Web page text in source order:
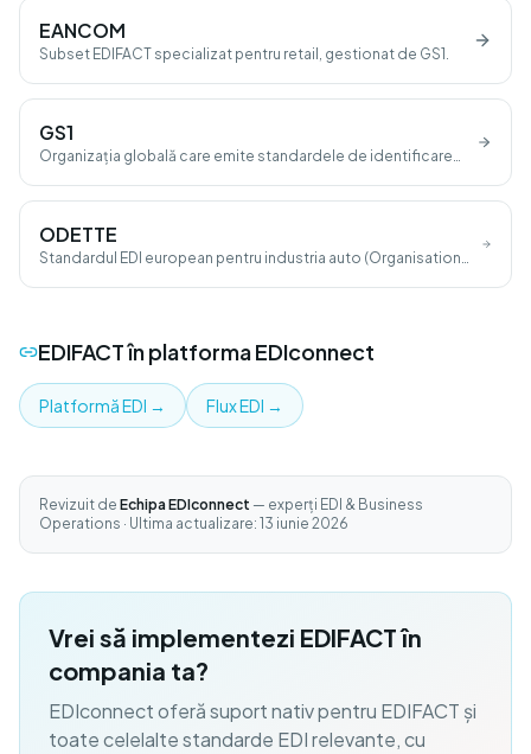
EANCOM
Subset EDIFACT specializat pentru retail, gestionat de GS1.
GS1
Organizația globală care emite standardele de identificare
ODETTE
Standardul EDI european pentru industria auto (Organisation
EDIFACTîn platforma EDIconnect
Platformă EDI → Flux EDI →
Revizuit de Echipa EDIconnect — experți EDI & Business
Operations · Ultima actualizare: 13 iunie 2026
Vrei să implementezi EDIFACT în
compania ta?
EDIconnect oferă suport nativ pentru EDIFACT și
toate celelalte standarde EDI relevante, cu